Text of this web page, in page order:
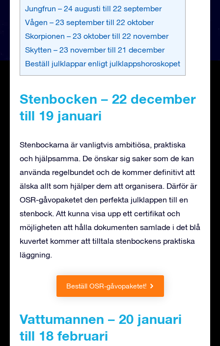
Jungfrun – 24 augusti till 22 september
Vågen – 23 september till 22 oktober
Skorpionen – 23 oktober till 22 november
Skytten – 23 november till 21 december
Beställ julklappar enligt julklappshoroskopet
Stenbocken – 22 december
till 19 januari
Stenbockarna är vanligtvis ambitiösa, praktiska
och hjälpsamma. De önskar sig saker som de kan
använda regelbundet och de kommer definitivt att
älska allt som hjälper dem att organisera. Därför är
OSR-gåvopaketet den perfekta julklappen till en
stenbock. Att kunna visa upp ett certifikat och
möjligheten att hålla dokumenten samlade i det blå
kuvertet kommer att tilltala stenbockens praktiska
läggning.
Beställ OSR-gåvopaketet!
Vattumannen – 20 januari
till 18 februari